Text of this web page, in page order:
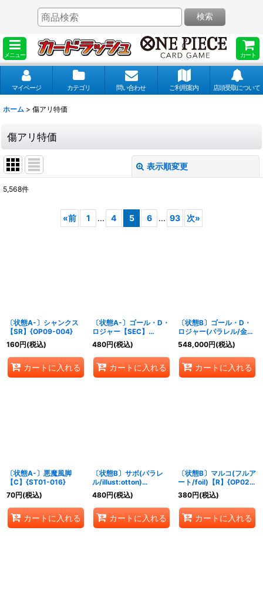
メニュー カート
検索
マイページ カテゴリ 問い合わせ ご利用案内 店頭受取について
ホーム > 傷アリ特価
傷アリ特価
表示順変更
5,568件
«前 1 ... 4 5 6 ... 93 次»
〔状態A-〕シャンクス
【SR】{OP09-004}
160円(税込)
カートに入れる
〔状態A-〕ゴール・D・
ロジャー【SEC】
{OP09-118}
480円(税込)
カートに入れる
〔状態B〕ゴール・D・
ロジャー(パラレル/金色
漫画背景/漫画絵)
【SEC/SP】{OP09-
118}
548,000円(税込)
カートに入れる
〔状態A-〕悪魔風脚
【C】{ST01-016}
70円(税込)
カートに入れる
〔状態B〕サボ(パラレ
ル/illust:otton)
【SR/P】{OP05-007}
480円(税込)
カートに入れる
〔状態B〕マルコ(フルア
ート/foil)【R】{OP02-
018}
380円(税込)
カートに入れる